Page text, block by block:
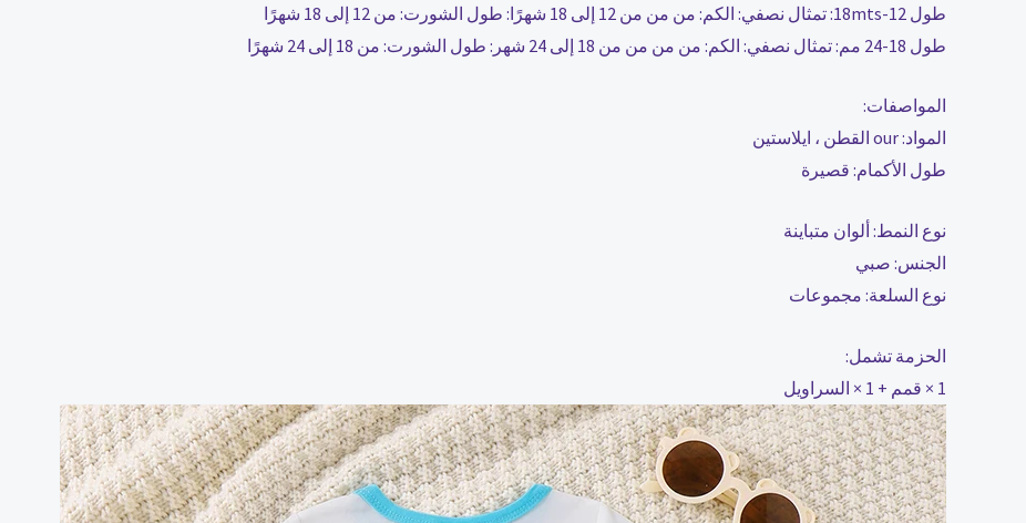
طول 12-18mts: تمثال نصفي: الكم: من من من 12 إلى 18 شهرًا: طول الشورت: من 12 إلى 18 شهرًا
طول 18-24 مم: تمثال نصفي: الكم: من من من من 18 إلى 24 شهر: طول الشورت: من 18 إلى 24 شهرًا
المواصفات:
المواد: our القطن ، ايلاستين
طول الأكمام: قصيرة
نوع النمط: ألوان متباينة
الجنس: صبي
نوع السلعة: مجموعات
الحزمة تشمل:
1 × قمم + 1 × السراويل